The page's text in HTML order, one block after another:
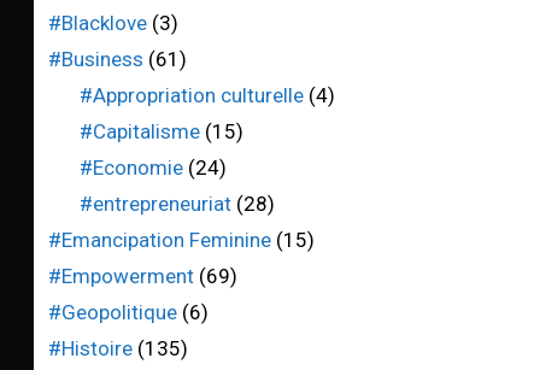
#Blacklove (3)
#Business (61)
#Appropriation culturelle(4)
#Capitalisme(15)
#Economie(24)
#entrepreneuriat(28)
#Emancipation Feminine (15)
#Empowerment (69)
#Geopolitique (6)
#Histoire (135)